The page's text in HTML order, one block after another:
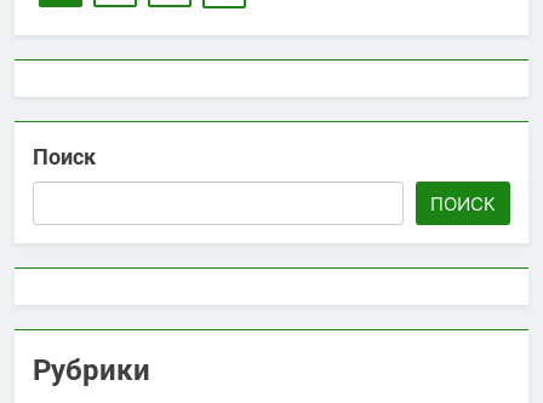
Поиск
ПОИСК
Рубрики